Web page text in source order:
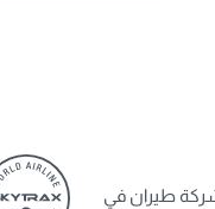
طيران في